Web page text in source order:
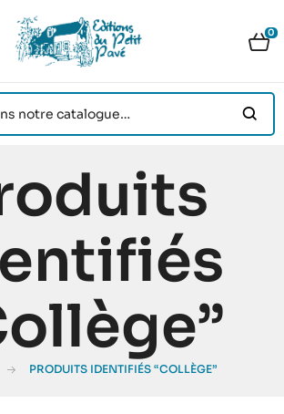
0
PRODUITS IDENTIFIÉS “COLLÈGE”